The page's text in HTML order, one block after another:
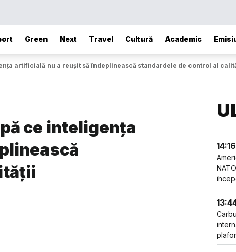
Green Next Travel Cultură Academic
artificială nu a reușit să îndeplinească standardele de control al
ce inteligența
14:16